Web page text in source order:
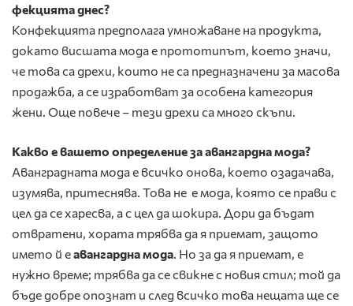
фекцията днес?
Конфекцията предполага умножаване на продукта,
докато висшата мода е прототипът, което значи,
че това са дрехи, които не са предназначени за масова
продажба, а се изра­ботват за особена категория
жени. Още пове­че – тези дрехи са много скъпи.
Какво е вашето определение за авангардна мода?
Аванградната мода е всичко онова, което озадачава,
изумява, притеснява. Това не е мода, която се прави с
цел да се харесва, а с цел да шокира. Дори да бъдат
отвратени, хората трябва да я приемат, защото
името й еавангардна мода . Но за да я приемат, е
нужно време; трябва да се свикне с новия стил; той да
бъде добре опознат и след всичко това нещата ще се